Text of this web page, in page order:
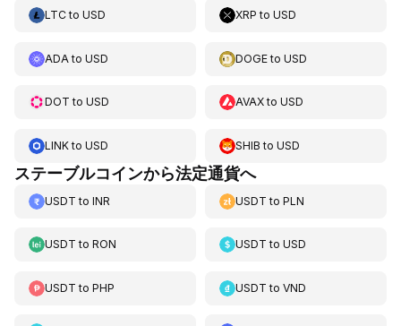
LTCto USD XRP toUSD
ADA to USD DOGEtoUSD
DOT to USD AVAXtoUSD
LINKto USD SHIB toUSD
ステーブルコインから法定通貨へ
USDT to INR USDT toPLN
USDT to RON USDT toUSD
USDT to PHP USDT toVND